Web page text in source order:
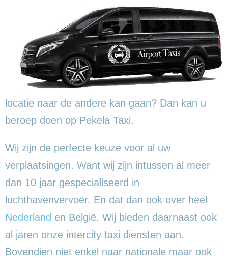
locatie naar de andere kan gaan? Dan kan u
beroep doen op Pekela Taxi.
Wij zijn de perfecte keuze voor al uw
verplaatsingen. Want wij zijn intussen al meer
dan 10 jaar gespecialiseerd in
luchthavenvervoer. En dat dan ook over heel
Nederland en België. Wij bieden daarnaast ook
al jaren onze intercity taxi diensten aan.
Bovendien niet enkel naar nationale maar ook